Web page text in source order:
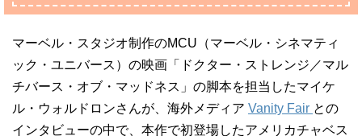
マーベル・スタジオ制作のMCU（マーベル・シネマティ
ック・ユニバース）の映画「ドクター・ストレンジ／マル
チバース・オブ・マッドネス」の脚本を担当したマイケ
ル・ウォルドロンさんが、海外メディア Vanity Fair との
インタビューの中で、本作で初登場したアメリカチャベス